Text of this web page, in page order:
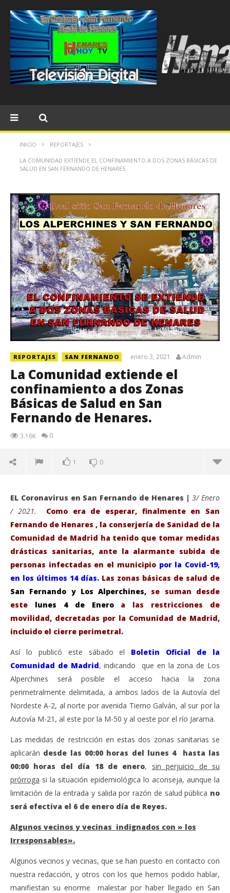
INICIO REPORTAJES
LA COMUNIDAD EXTIENDE EL CONFINAMIENTO A DOS ZONAS BÁSICAS DE
SALUD EN SAN FERNANDO DE HENARES.
REPORTAJES SAN FERNANDO enero 3, 2021 Admin
La Comunidad extiende el
confinamiento a dos Zonas
Básicas de Salud en San
Fernando de Henares.
3.16K 0
1 0
VIENDO AHORA
La Comunidad extiende el confinamiento a dos
Zonas Básicas de Salud en San Fernando de
Henares.
enero
3,
Admin
EL Coronavirus en San Fernando de Henares | 3/ Enero
/ 2021.
Como era de esperar, finalmente en San
Fernando de Henares , la conserjería de Sanidad de la
Comunidad de Madrid ha tenido que tomar medidas
drásticas sanitarias, ante la alarmante subida de
personas infectadas en el municipio por la Covid-19,
en los últimos 14 días. Las zonas básicas de salud de
San Fernando y Los Alperchines, se suman desde
este lunes 4 de Eneroa las restricciones de
movilidad, decretadas por la Comunidad de Madrid,
incluido el cierre perimetral.
Así lo publicó este sábado el Boletin Oficial de la
Comunidad de Madrid, indicando que en la zona de Los
Alperchines será posible el acceso hacia la zona
perimetralmente delimitada, a ambos lados de la Autovía del
Nordeste A-2, al norte por avenida Tierno Galván, al sur por la
Autovía M-21, al este por la M-50 y al oeste por el río Jarama.
Las medidas de restricción en estas dos zonas sanitarias se
aplicarán desde las 00:00 horas del lunes 4
hasta las
00:00 horas del día 18 de enero, sin perjuicio de su
prórroga si la situación epidemiológica lo aconseja, aunque la
limitación de la entrada y salida por razón de salud pública no
será efectiva el 6 de enero día de Reyes.
Algunos vecinos y vecinas indignados con » los
Irresponsables».
Algunos vecinos y vecinas, que se han puesto en contacto con
nuestra redacción, y otros con los que hemos podido hablar,
manifiestan su enorme malestar por haber llegado en San